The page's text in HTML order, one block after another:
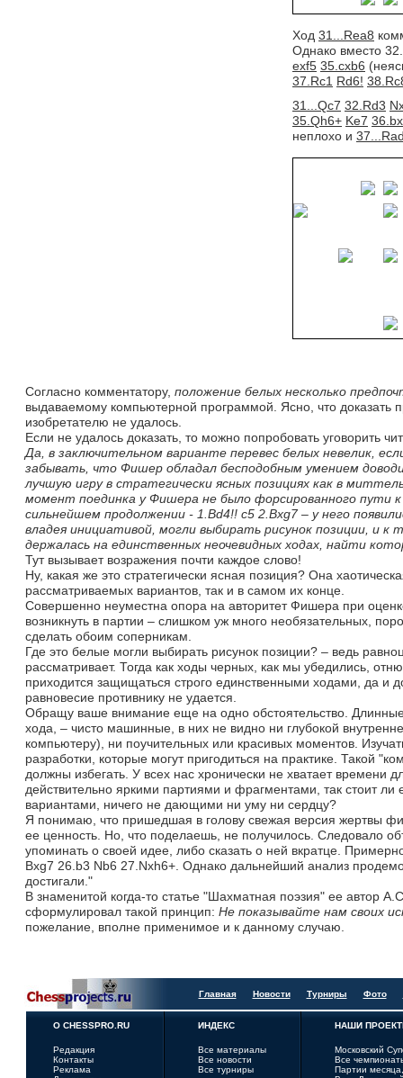
Ход 31...Rea8
Однако вместо
exf5 35.cxb6
37.Rc1 Rd6!
31...Qc7 32.Rd3
35.Qh6+ Ke7
неплохо и
Согласно комментатору, положение белых несколько
выдаваемому компьютерной программой. Ясно, что доказать
изобретателю не удалось.
Если не удалось доказать, то можно попробовать уговорить
Да, в заключительном варианте перевес белых невелик,
забывать, что Фишер обладал бесподобным умением
лучшую игру в стратегически ясных позициях как в
момент поединка у Фишера не было форсированного пути
сильнейшем продолжении - 1.Bd4!! c5 2.Bxg7 – у него
владея инициативой, могли выбирать рисунок позиции, и
держалась на единственных неочевидных ходах, найти
Тут вызывает возражения почти каждое слово!
Ну, какая же это стратегически ясная позиция? Она
рассматриваемых вариантов, так и в самом их конце.
Совершенно неуместна опора на авторитет Фишера при
возникнуть в партии – слишком уж много необязательных,
сделать обоим соперникам.
Где это белые могли выбирать рисунок позиции? – ведь
рассматривает. Тогда как ходы черных, как мы убедились,
приходится защищаться строго единственными ходами, да и
равновесие противнику не удается.
Обращу ваше внимание еще на одно обстоятельство.
хода, – чисто машинные, в них не видно ни глубокой
компьютеру), ни поучительных или красивых моментов.
разработки, которые могут пригодиться на практике. Такой
должны избегать. У всех нас хронически не хватает времени
действительно яркими партиями и фрагментами, так стоит
вариантами, ничего не дающими ни уму ни сердцу?
Я понимаю, что пришедшая в голову свежая версия жертвы
ее ценность. Но, что поделаешь, не получилось. Следовало
упоминать о своей идее, либо сказать о ней вкратце.
Bxg7 26.b3 Nb6 27.Nxh6+. Однако дальнейший анализ
достигали."
В знаменитой когда-то статье "Шахматная поэзия" ее автор
сформулировал такой принцип: Не показывайте нам своих
пожелание, вполне применимое и к данному случаю.
Главная Новости Турниры Фото
О CHESSPRO.RU
Редакция
Контакты
Реклама
ИНДЕКС
Все материалы
Все новости
Все турниры
НАШИ
Московский
Все
Партии